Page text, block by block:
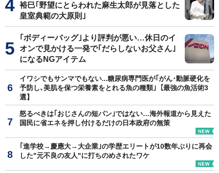
裕巳｢野望にとらわれた麻生太郎が見落とした
皇室典範の大原則｣
｢ボディーバッグ｣より評判が悪い…休日のイ
オンで見かける一発で｢だらしないお父さん｣
になるNGアイテム
イワシでもサンマでもない...糖尿病専門医が｢がん･動脈硬化を
予防し､美肌を保つ栄養素をとれる魚の種類｣【最強の魚活術3
選】
怒るべきは｢おじさんの短パン｣ではない…海外報道から見えた
国民に省エネを押し付けるだけの日本政府の無策
｢進学校→慶應大→大企業｣の学歴エリートが10数年ぶりに再会
した"元不良の友人"に打ちのめされたワケ